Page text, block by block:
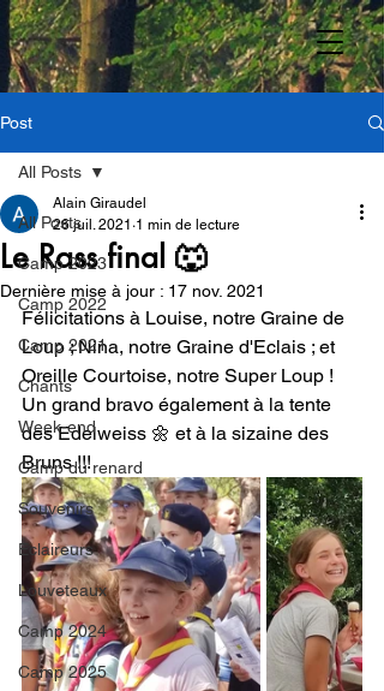
Post
All Posts
Camp 2023
Camp 2022
Camp 2021
Chants
Week-end
Camp du renard
Souvenirs
Eclaireurs
Louveteaux
Camp 2024
Camp 2025
All Posts
Le Rass final 🐺
Alain Giraudel
26 juil. 2021 1 min de lecture
Dernière mise à jour : 17 nov. 2021
Félicitations à Louise, notre Graine de
Loup ; Nina, notre Graine d'Eclais ; et
Oreille Courtoise, notre Super Loup !
Un grand bravo également à la tente
des Edelweiss 🌼 et à la sizaine des
Bruns !!!